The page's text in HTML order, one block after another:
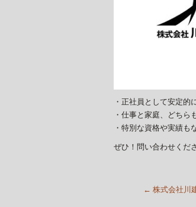
・正社員として安定的
・仕事と家庭、どちら
・特別な資格や実績も
ぜひ！問い合わせくだ
← 株式会社